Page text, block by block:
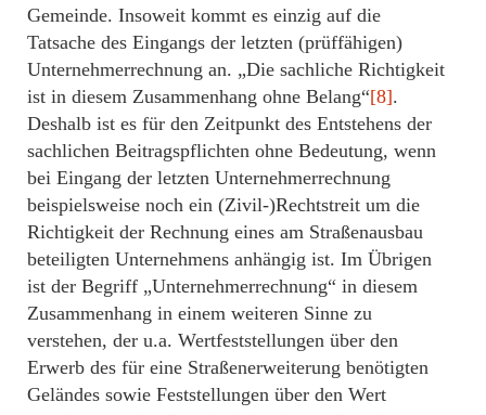
Gemeinde. Insoweit kommt es einzig auf die
Tatsache des Eingangs der letzten (prüffähigen)
Unternehmerrechnung an. „Die sachliche Richtigkeit
ist in diesem Zusammenhang ohne Belang“[8].
Deshalb ist es für den Zeitpunkt des Entstehens der
sachlichen Beitragspflichten ohne Bedeutung, wenn
bei Eingang der letzten Unternehmerrechnung
beispielsweise noch ein (Zivil-)Rechtstreit um die
Richtigkeit der Rechnung eines am Straßenausbau
beteiligten Unternehmens anhängig ist. Im Übrigen
ist der Begriff „Unternehmerrechnung“ in diesem
Zusammenhang in einem weiteren Sinne zu
verstehen, der u.a. Wertfeststellungen über den
Erwerb des für eine Straßenerweiterung benötigten
Geländes sowie Feststellungen über den Wert